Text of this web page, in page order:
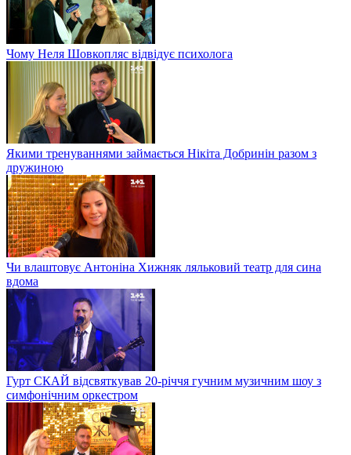
Чому Неля Шовкопляс відвідує психолога
Якими тренуваннями займається Нікіта Добринін разом з
дружиною
Чи влаштовує Антоніна Хижняк ляльковий театр для сина
вдома
Гурт СКАЙ відсвяткував 20-річчя гучним музичним шоу з
симфонічним оркестром